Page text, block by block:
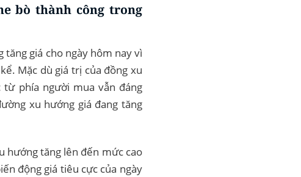
bò thành công trong
tăng giá cho ngày hôm nay vì
Mặc dù giá trị của đồng xu
phía người mua vẫn đáng
xu hướng giá đang tăng
hướng tăng lên đến mức cao
động giá tiêu cực của ngày